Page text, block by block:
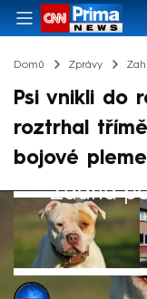
Domů Zprávy
Psi vnikli do
roztrhal
bojové
Žádná
CNN Prima NEWS